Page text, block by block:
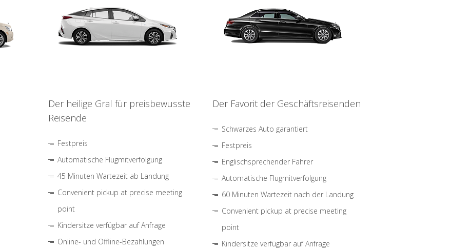
Der heilige Gral für preisbewusste
Reisende
Festpreis
Automatische Flugmitverfolgung
45 Minuten Wartezeit ab Landung
Convenient pickup at precise meeting
point
Kindersitze verfügbar auf Anfrage
Online- und Offline-Bezahlungen
Der Favorit der Geschäftsreisenden
Schwarzes Auto garantiert
Festpreis
Englischsprechender Fahrer
Automatische Flugmitverfolgung
60 Minuten Wartezeit nach der Landung
Convenient pickup at precise meeting
point
Kindersitze verfügbar auf Anfrage